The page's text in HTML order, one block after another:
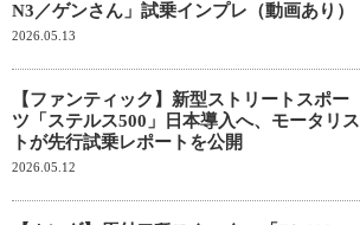
N3／ゲンさん」試乗インプレ（動画あり）
2026.05.13
【ファンティック】新型ストリートスポー
ツ「ステルス500」日本導入へ、モータリス
トが先行試乗レポートを公開
2026.05.12